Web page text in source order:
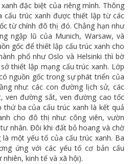
đặc biệt của riêng mình. Thông
cấu trúc xanh được thiết lập từ các
từ chính đô thị đó. Chẳng hạn như
ngập lũ của Munich, Warsaw, và
gốc để thiết lập cấu trúc xanh cho
phố như Oslo và Helsinki thì bờ
thiết lập mạng cấu trúc xanh. Lớp
nguồn gốc trong sự phát triển của
như: các con đường lịch sử, các
ven đường sắt, ven đường cao tốc
thứ ba của cấu trúc xanh là kết quả
cho đô thị như: công viên, vườn
nhân. Đôi khi đất bỏ hoang và chờ
một yếu tố của cấu trúc xanh. Ba
ứng với các yếu tố cơ bản cấu
kinh tế và xã hội).